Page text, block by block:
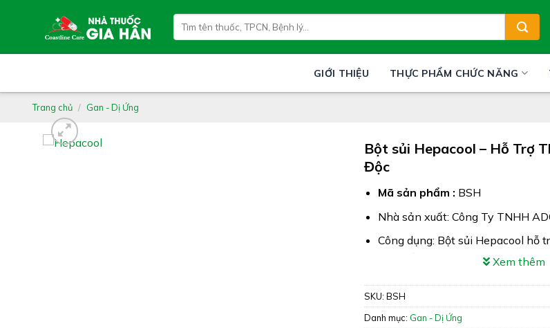
kiếm:
GIỚI THIỆU THỰC PHẨM CHỨC NĂNG
Trang chủ / Gan - Dị Ứng
Bột sủi Hepacool – Hỗ Trợ
Độc
Mã sản phẩm : BSH
Nhà sản xuất: Công Ty TNHH
Công dụng: Bột sủi Hepacool hỗ
độc, giảm các triệu chứng nóng
kháng
Xuất xứ: Việt Nam
Xem thêm
SKU: BSH
Danh mục: Gan - Dị Ứng